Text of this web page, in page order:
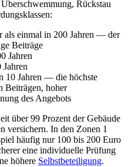
Rückstau
als einmal in 200 Jahren — der
Beiträge
Jahren
10 Jahren — die höchste
Beiträgen, hoher
des Angebots
über 99 Prozent der Gebäude
versichern. In den Zonen 1
häufig nur 100 bis 200 Euro
eine individuelle Prüfung
höhere Selbstbeteiligung.